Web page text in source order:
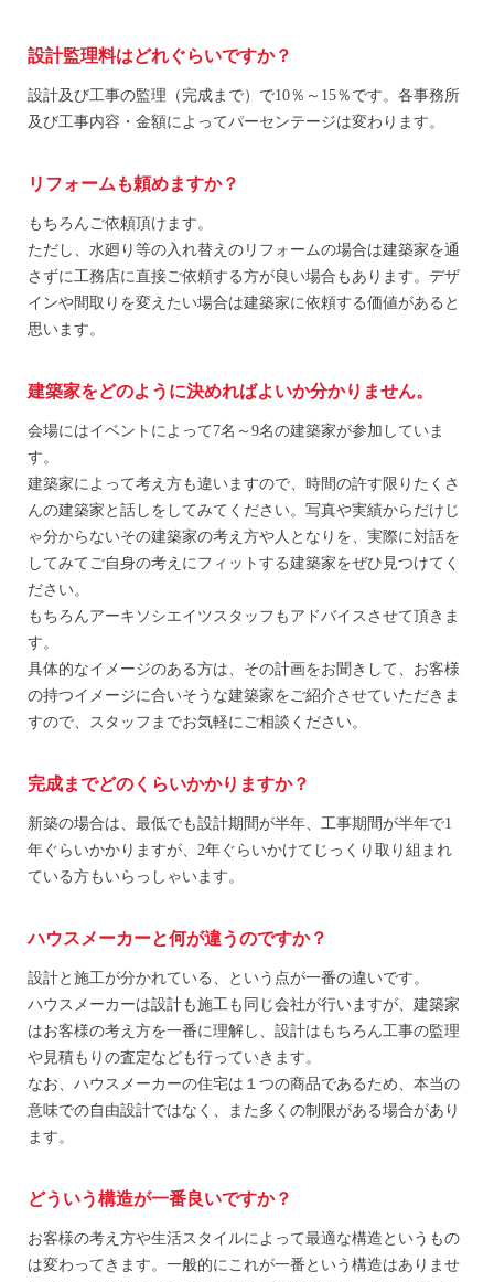
設計監理料はどれぐらいですか？
設計及び工事の監理（完成まで）で10％～15％です。各事務所
及び工事内容・金額によってパーセンテージは変わります。
リフォームも頼めますか？
もちろんご依頼頂けます。
ただし、水廻り等の入れ替えのリフォームの場合は建築家を通
さずに工務店に直接ご依頼する方が良い場合もあります。デザ
インや間取りを変えたい場合は建築家に依頼する価値があると
思います。
建築家をどのように決めればよいか分かりません。
会場にはイベントによって7名～9名の建築家が参加していま
す。
建築家によって考え方も違いますので、時間の許す限りたくさ
んの建築家と話しをしてみてください。写真や実績からだけじ
ゃ分からないその建築家の考え方や人となりを、実際に対話を
してみてご自身の考えにフィットする建築家をぜひ見つけてく
ださい。
もちろんアーキソシエイツスタッフもアドバイスさせて頂きま
す。
具体的なイメージのある方は、その計画をお聞きして、お客様
の持つイメージに合いそうな建築家をご紹介させていただきま
すので、スタッフまでお気軽にご相談ください。
完成までどのくらいかかりますか？
新築の場合は、最低でも設計期間が半年、工事期間が半年で1
年ぐらいかかりますが、2年ぐらいかけてじっくり取り組まれ
ている方もいらっしゃいます。
ハウスメーカーと何が違うのですか？
設計と施工が分かれている、という点が一番の違いです。
ハウスメーカーは設計も施工も同じ会社が行いますが、建築家
はお客様の考え方を一番に理解し、設計はもちろん工事の監理
や見積もりの査定なども行っていきます。
なお、ハウスメーカーの住宅は１つの商品であるため、本当の
意味での自由設計ではなく、また多くの制限がある場合があり
ます。
どういう構造が一番良いですか？
お客様の考え方や生活スタイルによって最適な構造というもの
は変わってきます。一般的にこれが一番という構造はありませ